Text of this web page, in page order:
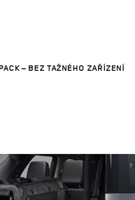
– BEZ TAŽNÉHO ZAŘÍZENÍ